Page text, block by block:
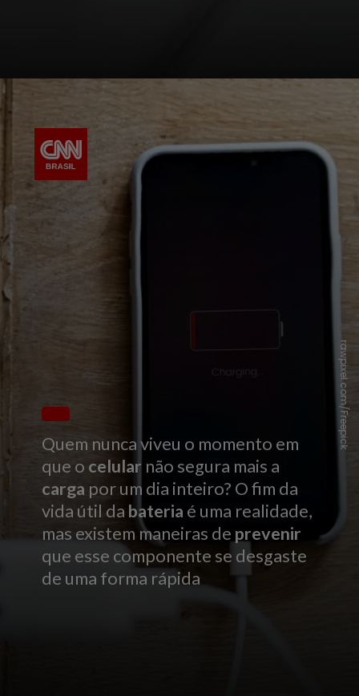
Quem nunca viveu o momento em
que o celular não segura mais a
carga por um dia inteiro? O fim da
vida útil da bateria é uma realidade,
mas existem maneiras de prevenir
que esse componente se desgaste
de uma forma rápida
rawpixel.com/Freepick